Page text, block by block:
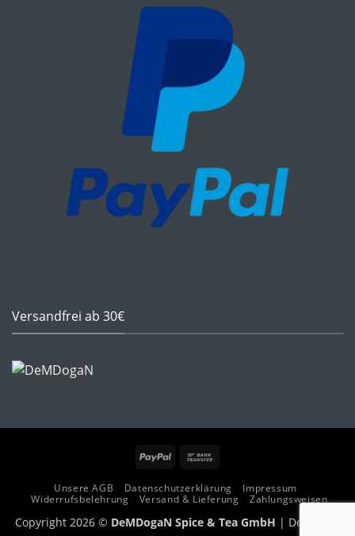
Versandfrei ab 30€
PayPal
Unsere AGB Datenschutzerklärung
Impressum
Widerrufsbelehrung
Versand & Lieferung Zahlungsweisen
Copyright 2026 © DeMDogaN Spice & Tea GmbH | Design By